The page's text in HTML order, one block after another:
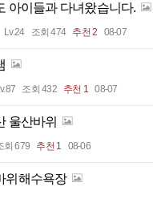
아이들과 다녀왔습니다.
Lv.24 조회 474 추천 2 08-07
조회 432 추천 1 08-07
울산바위
회 679 추천 1 08-06
위해수욕장